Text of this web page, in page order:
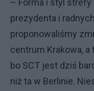
– Forma i styl
prezydenta i
proponowaliśmy
centrum Krakowa,
bo SCT jest dziś
niż ta w Berlinie.